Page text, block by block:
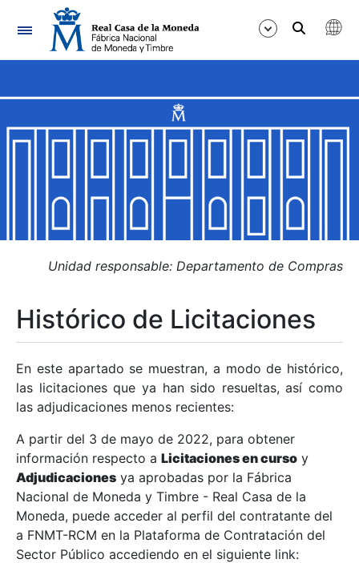
Navegación
Mostrar/Ocultar
Mostrar/Ocultar
Mostrar/Ocultar
Mostrar/Ocultar
Mostrar/Ocultar
Mostrar/Ocultar
Unidad responsable: Departamento de Compras
Histórico de Licitaciones
En este apartado se muestran, a modo de histórico,
las licitaciones que ya han sido resueltas, así como
las adjudicaciones menos recientes:
A partir del 3 de mayo de 2022, para obtener
información respecto a Licitaciones en curso y
Adjudicaciones ya aprobadas por la Fábrica
Nacional de Moneda y Timbre - Real Casa de la
Moneda, puede acceder al perfil del contratante del
a FNMT-RCM en la Plataforma de Contratación del
Sector Público accediendo en el siguiente link: